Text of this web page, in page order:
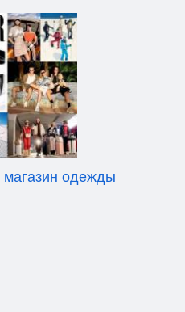
магазин одежды